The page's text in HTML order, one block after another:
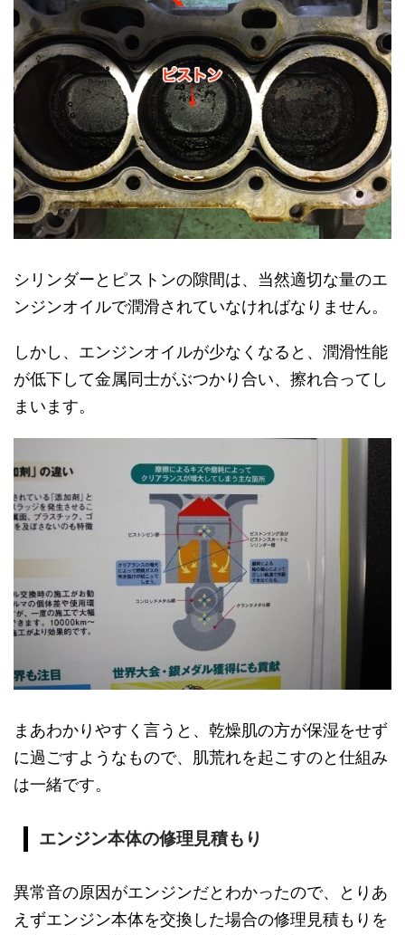
シリンダーとピストンの隙間は、当然適切な量のエ
ンジンオイルで潤滑されていなければなりません。
しかし、エンジンオイルが少なくなると、潤滑性能
が低下して金属同士がぶつかり合い、擦れ合ってし
まいます。
まあわかりやすく言うと、乾燥肌の方が保湿をせず
に過ごすようなもので、肌荒れを起こすのと仕組み
は一緒です。
エンジン本体の修理見積もり
異常音の原因がエンジンだとわかったので、とりあ
えずエンジン本体を交換した場合の修理見積もりを